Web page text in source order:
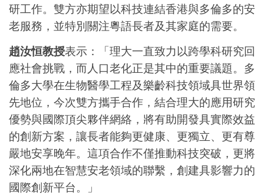
研工作。雙方亦期望以科技連結香港與多倫多的安
老服務，並特別關注粵語長者及其家庭的需要。
趙汝恒教授表示：「理大一直致力以跨學科研究回
應社會挑戰，而人口老化正是其中的重要議題。多
倫多大學在生物醫學工程及樂齡科技領域具世界領
先地位，今次雙方攜手合作，結合理大的應用研究
優勢與國際頂尖夥伴網絡，將有助開發具實際效益
的創新方案，讓長者能夠更健康、更獨立、更有尊
嚴地安享晚年。這項合作不僅推動科技突破，更將
深化兩地在智慧安老領域的聯繫，創建具影響力的
國際創新平台。」